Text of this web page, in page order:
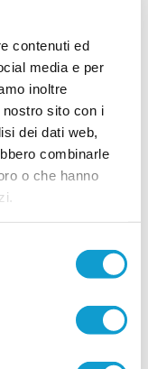
contenuti ed
media e per
inoltre
sito con i
dei dati web,
combinarle
o che hanno
a investire sul proprio
squadra due giovani
stagione 2026-2027.
il centrocampista
per
la loro quarta
per la